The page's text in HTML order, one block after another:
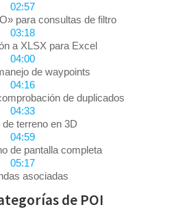
02:57
para consultas de filtro
03:18
a XLSX para Excel
04:00
de waypoints
04:16
de duplicados
04:33
terreno en 3D
04:59
de pantalla completa
05:17
asociadas
de POI